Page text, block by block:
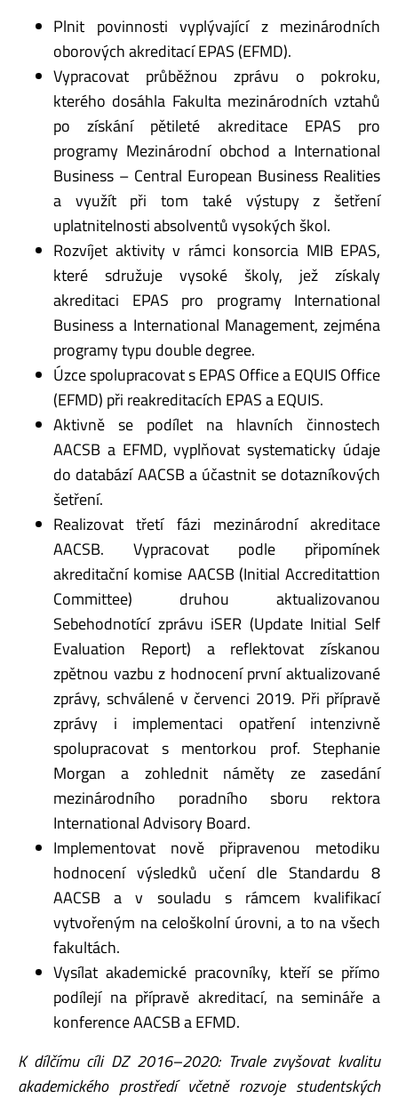
Plnit povinnosti vyplývající z mezinárodních
oborových akreditací EPAS (EFMD).
Vypracovat průběžnou zprávu o pokroku,
kterého dosáhla Fakulta mezinárodních vztahů
po získání pětileté akreditace EPAS pro
programy Mezinárodní obchod a International
Business – Central European Business Realities
a využít při tom také výstupy z šetření
uplatnitelnosti absolventů vysokých škol.
Rozvíjet aktivity v rámci konsorcia MIB EPAS,
které sdružuje vysoké školy, jež získaly
akreditaci EPAS pro programy International
Business a International Management, zejména
programy typu double degree.
Úzce spolupracovat s EPAS Office a EQUIS Office
(EFMD) při reakreditacích EPAS a EQUIS.
Aktivně se podílet na hlavních činnostech
AACSB a EFMD, vyplňovat systematicky údaje
do databází AACSB a účastnit se dotazníkových
šetření.
Realizovat třetí fázi mezinárodní akreditace
AACSB. Vypracovat podle připomínek
akreditační komise AACSB (Initial Accreditattion
Committee) druhou aktualizovanou
Sebehodnotící zprávu iSER (Update Initial Self
Evaluation Report) a reflektovat získanou
zpětnou vazbu z hodnocení první aktualizované
zprávy, schválené v červenci 2019. Při přípravě
zprávy i implementaci opatření intenzivně
spolupracovat s mentorkou prof. Stephanie
Morgan a zohlednit náměty ze zasedání
mezinárodního poradního sboru rektora
International Advisory Board.
Implementovat nově připravenou metodiku
hodnocení výsledků učení dle Standardu 8
AACSB a v souladu s rámcem kvalifikací
vytvořeným na celoškolní úrovni, a to na všech
fakultách.
Vysílat akademické pracovníky, kteří se přímo
podílejí na přípravě akreditací, na semináře a
konference AACSB a EFMD.
K dílčímu cíli DZ 2016–2020: Trvale zvyšovat kvalitu
akademického prostředí včetně rozvoje studentských